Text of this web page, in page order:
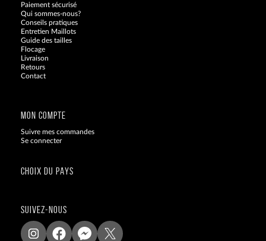
Paiement sécurisé
Qui sommes-nous?
Conseils pratiques
Entretien Maillots
Guide des tailles
Flocage
Livraison
Retours
Contact
MON COMPTE
Suivre mes commandes
Se connecter
CHOIX DU PAYS
SUIVEZ-NOUS